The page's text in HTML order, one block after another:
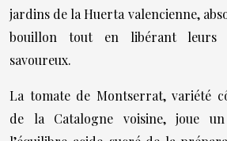
jardins de la Huerta valencienne,
bouillon tout en libérant leurs
savoureux.
La tomate de Montserrat, variété
de la Catalogne voisine, joue